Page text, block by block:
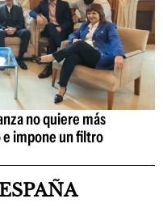
no quiere más
impone un filtro